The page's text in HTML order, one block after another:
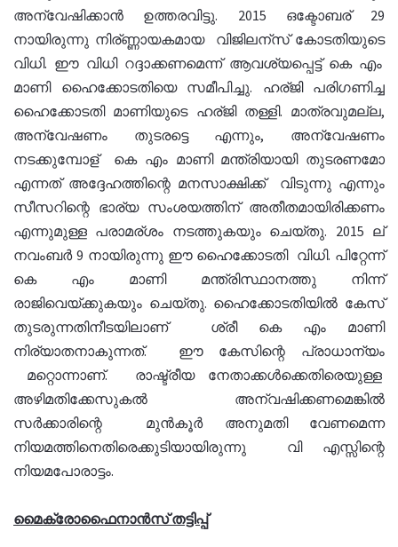
അന്വേഷിക്കാൻ ഉത്തരവിട്ടു. 2015 ഒക്ടോബര് 29
നായിരുന്നു നിര്ണ്ണായകമായ വിജിലന്സ് കോടതിയുടെ
വിധി. ഈ വിധി റദ്ദാക്കണമെന്ന് ആവശ്യപ്പെട്ട് കെ എം
മാണി ഹൈക്കോടതിയെ സമീപിച്ചു. ഹര്ജി പരിഗണിച്ച
ഹൈക്കോടതി മാണിയുടെ ഹര്ജി തള്ളി. മാത്രവുമല്ല,
അന്വേഷണം തുടരട്ടെ എന്നും, അന്വേഷണം
നടക്കുമ്പോള് കെ എം മാണി മന്ത്രിയായി തുടരണമോ
എന്നത് അദ്ദേഹത്തിന്റെ മനസാക്ഷിക്ക് വിടുന്നു എന്നും
സീസറിന്റെ ഭാര്യ സംശയത്തിന് അതീതമായിരിക്കണം
എന്നുമുള്ള പരാമര്ശം നടത്തുകയും ചെയ്തു. 2015 ല്
നവംബർ 9 നായിരുന്നു ഈ ഹൈക്കോടതി വിധി. പിറ്റേന്ന്
കെ എം മാണി മന്ത്രിസ്ഥാനത്തു നിന്ന്
രാജിവെയ്ക്കുകയും ചെയ്തു. ഹൈക്കോടതിയിൽ കേസ്
തുടരുന്നതിനീടയിലാണ് ശ്രീ കെ എം മാണി
നിര്യാതനാകുന്നത്. ഈ കേസിന്റെ പ്രാധാന്യം
മറ്റൊന്നാണ്. രാഷ്ട്രീയ നേതാക്കൾക്കെതിരെയുള്ള
അഴിമതിക്കേസുകൽ അന്വഷിക്കണമെങ്കിൽ
സർക്കാരിന്റെ മുൻകൂർ അനുമതി വേണമെന്ന
നിയമത്തിനെതിരെക്കുടിയായിരുന്നു വി എസ്സിന്റെ
നിയമപോരാട്ടം.
മൈക്രോഫൈനാന്‍സ് തട്ടിപ്പ്